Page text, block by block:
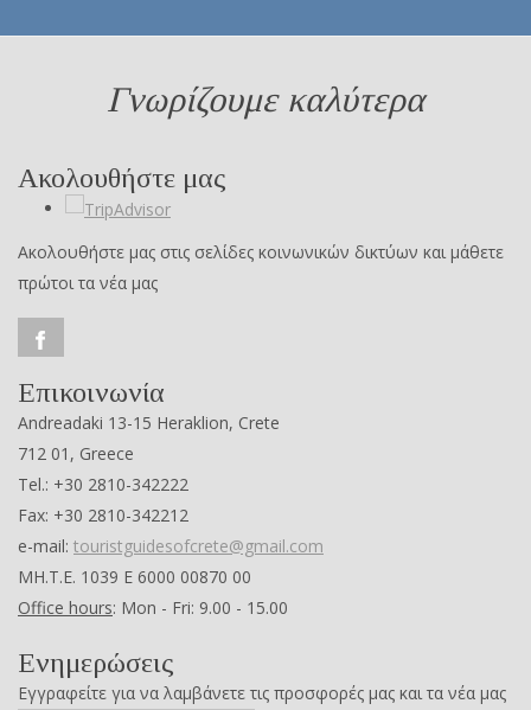
Γνωρίζουμε καλύτερα
Ακολουθήστε μας
Ακολουθήστε μας στις σελίδες κοινωνικών δικτύων και μάθετε
πρώτοι τα νέα μας
Επικοινωνία
Andreadaki 13-15 Heraklion, Crete
712 01, Greece
Tel.: +30 2810-342222
Fax: +30 2810-342212
e-mail: touristguidesofcrete@gmail.com
ΜΗ.Τ.Ε. 1039 Ε 6000 00870 00
Office hours: Mon - Fri: 9.00 - 15.00
Ενημερώσεις
Εγγραφείτε για να λαμβάνετε τις προσφορές μας και τα νέα μας